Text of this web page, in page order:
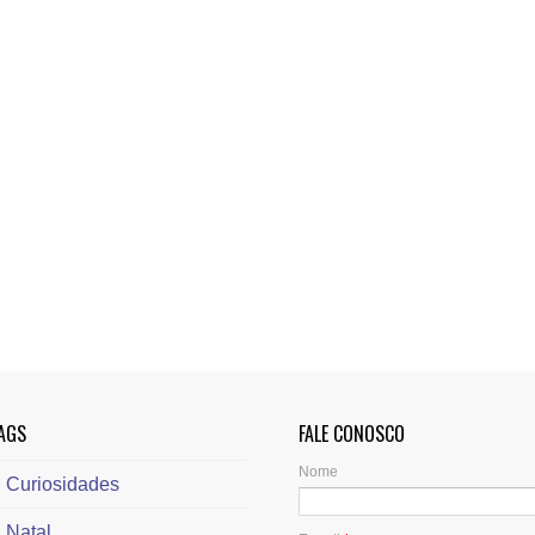
Curiosidades
FALE CONOSCO
Nome